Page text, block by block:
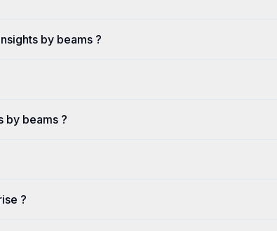
by beams ?
by beams ?
?